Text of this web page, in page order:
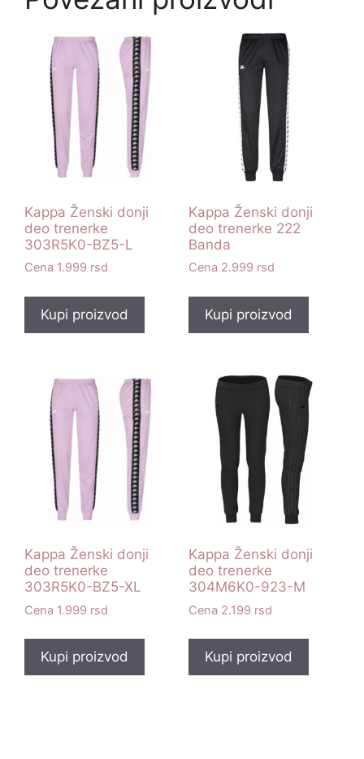
Kappa Ženski donji
deo trenerke
303R5K0-BZ5-L
1.999 rsd
Kupi proizvod
Kappa Ženski donji
deo trenerke 222
Banda
2.999 rsd
Kupi proizvod
Kappa Ženski donji
deo trenerke
303R5K0-BZ5-XL
1.999 rsd
Kupi proizvod
Kappa Ženski donji
deo trenerke
304M6K0-923-M
2.199 rsd
Kupi proizvod